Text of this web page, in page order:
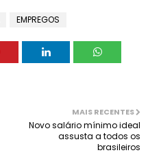
EMPREGOS
MAIS RECENTES
Novo salário mínimo ideal
assusta a todos os
brasileiros